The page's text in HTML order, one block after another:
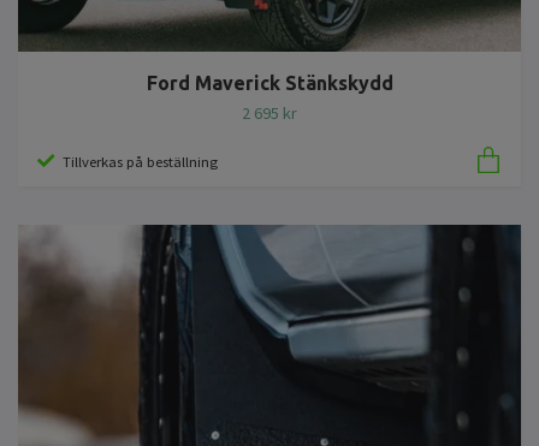
Ford Maverick Stänkskydd
2 695 kr
Tillverkas på beställning